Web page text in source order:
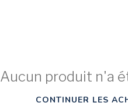
Aucun produit n'a
CONTINUER LES